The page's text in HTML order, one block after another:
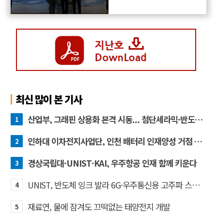
최신 많이 본 기사
1 산업부, 그래핀 상용화 본격 시동... 첨단세라믹·반도체 방열소재 시장 확대 기대
2 인하대 이차전지사업단, 인천 배터리 인재양성 거점 역할 강화
3 경상국립대·UNIST·KAI, 우주항공 인재 함께 키운다
4 UNIST, 반도체 잉크 발라 6G·우주통신용 고주파 스위치 만든다
5 재료연, 물에 잠겨도 끄떡없는 태양전지 개발